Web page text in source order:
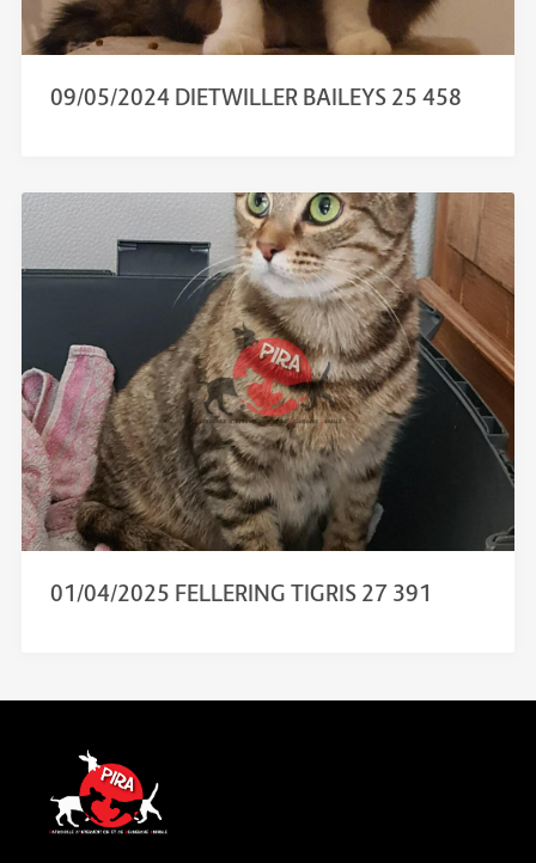
09/05/2024 DIETWILLER BAILEYS 25 458
01/04/2025 FELLERING TIGRIS 27 391